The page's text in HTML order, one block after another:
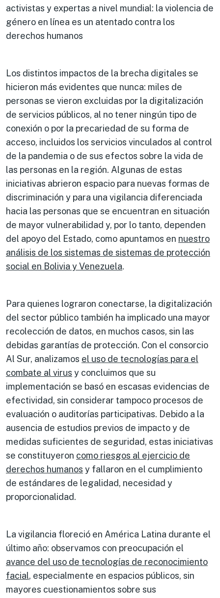
activistas y expertas a nivel mundial: la violencia de
género en línea es un atentado contra los
derechos humanos
Los distintos impactos de la brecha digitales se
hicieron más evidentes que nunca: miles de
personas se vieron excluidas por la digitalización
de servicios públicos, al no tener ningún tipo de
conexión o por la precariedad de su forma de
acceso, incluidos los servicios vinculados al control
de la pandemia o de sus efectos sobre la vida de
las personas en la región. Algunas de estas
iniciativas abrieron espacio para nuevas formas de
discriminación y para una vigilancia diferenciada
hacia las personas que se encuentran en situación
de mayor vulnerabilidad y, por lo tanto, dependen
del apoyo del Estado, como apuntamos en nuestro
análisis de los sistemas de sistemas de protección
social en Bolivia y Venezuela.
Para quienes lograron conectarse, la digitalización
del sector público también ha implicado una mayor
recolección de datos, en muchos casos, sin las
debidas garantías de protección. Con el consorcio
Al Sur, analizamos el uso de tecnologías para el
combate al virus y concluimos que su
implementación se basó en escasas evidencias de
efectividad, sin considerar tampoco procesos de
evaluación o auditorías participativas. Debido a la
ausencia de estudios previos de impacto y de
medidas suficientes de seguridad, estas iniciativas
se constituyeron como riesgos al ejercicio de
derechos humanos y fallaron en el cumplimiento
de estándares de legalidad, necesidad y
proporcionalidad.
La vigilancia floreció en América Latina durante el
último año: observamos con preocupación el
avance del uso de tecnologías de reconocimiento
facial, especialmente en espacios públicos, sin
mayores cuestionamientos sobre sus